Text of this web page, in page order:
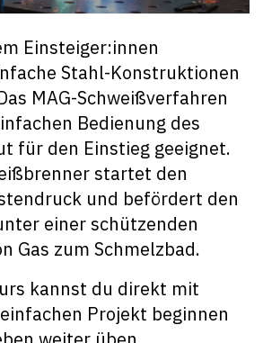
Einsteiger:innen
Stahl-Konstruktionen
MAG-Schweißverfahren
Bedienung des
für den Einstieg geeignet.
startet den
und befördert den
einer schützenden
Gas zum Schmelzbad.
kannst du direkt mit
Projekt beginnen